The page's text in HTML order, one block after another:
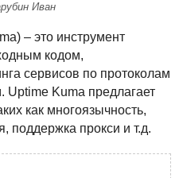
Иван
– это инструмент
кодом,
сервисов по протоколам
Uptime Kuma предлагает
как многоязычность,
поддержка прокси и т.д.